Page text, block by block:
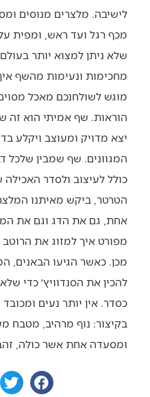
לישיבה. מלצרים מנוסים
מכף רגל ועד ראש, ומפית
שלא ניתן למצוא יותר
מחכימות ונעימות מהשף
מוגש לשולחנכם מאכל
הוראות. שף אמיתי הוא זה
יצא מדויק ומעוצב ויקלע
המגוונים. שף שמבין שלכל
כולל לעיצוב ולסדר
הטרטר, ביקש מאיתנו
אחת, גם את הדג וגם את
מפורט איך למזוג את
מכן. כאשר הגיעו הבאנים,
להכין את הסנדוויץ׳ כדי
כסדר. אין יותר נעים
בקיצור: נוף מרהיב, מטבח
ומסעדה אחת אשר כולה,